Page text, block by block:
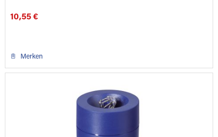
10,55 €
Merken